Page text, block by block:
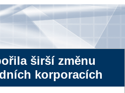
širší změnu
korporacích